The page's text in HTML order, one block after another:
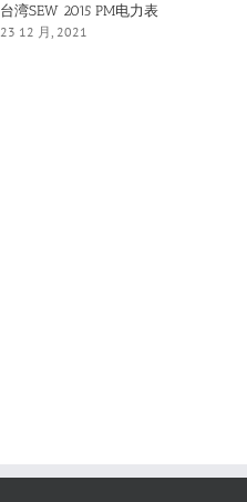
台湾SEW 2015 PM电力表
23 12 月, 2021